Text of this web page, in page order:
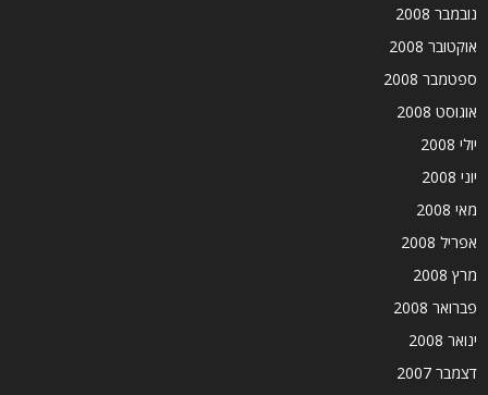
נובמבר 2008
אוקטובר 2008
ספטמבר 2008
אוגוסט 2008
יולי 2008
יוני 2008
מאי 2008
אפריל 2008
מרץ 2008
פברואר 2008
ינואר 2008
דצמבר 2007